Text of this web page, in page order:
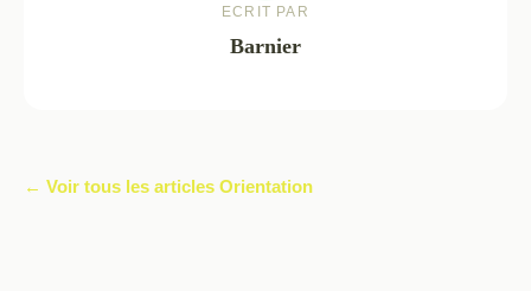
ECRIT PAR
Barnier
← Voir tous les articles Orientation